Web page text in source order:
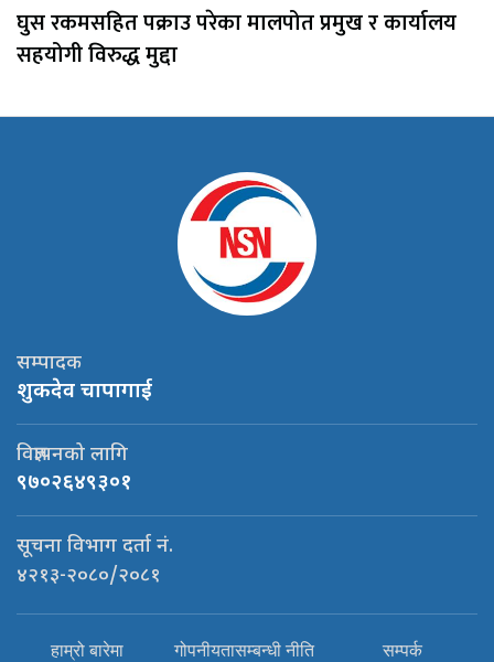
घुस रकमसहित पक्राउ परेका मालपोत प्रमुख र कार्यालय
सहयोगी विरुद्ध मुद्दा
सम्पादक
शुकदेव चापागाई
विज्ञापनको लागि
९७०२६४९३०१
सूचना विभाग दर्ता नं.
४२१३-२०८०/२०८१
हाम्रो बारेमा गोपनीयतासम्बन्धी नीति सम्पर्क